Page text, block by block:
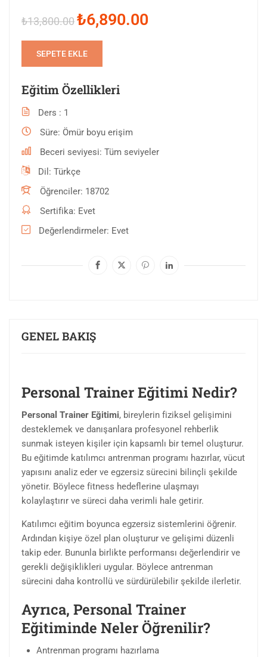
GENEL BAKIŞ
Personal Trainer Eğitimi Nedir?
Personal Trainer Eğitimi, bireylerin fiziksel gelişimini
desteklemek ve danışanlara profesyonel rehberlik
sunmak isteyen kişiler için kapsamlı bir temel oluşturur.
Bu eğitimde katılımcı antrenman programı hazırlar, vücut
yapısını analiz eder ve egzersiz sürecini bilinçli şekilde
yönetir. Böylece fitness hedeflerine ulaşmayı
kolaylaştırır ve süreci daha verimli hale getirir.
Katılımcı eğitim boyunca egzersiz sistemlerini öğrenir.
Ardından kişiye özel plan oluşturur ve gelişimi düzenli
takip eder. Bununla birlikte performansı değerlendirir ve
gerekli değişiklikleri uygular. Böylece antrenman
sürecini daha kontrollü ve sürdürülebilir şekilde ilerletir.
Ayrıca, Personal Trainer
Eğitiminde Neler Öğrenilir?
Antrenman programı hazırlama
₺13,800.00₺6,890.00
SEPETE EKLE
Eğitim Özellikleri
Ders
1
Süre Ömür boyu erişim
Beceri seviyesi Tüm seviyeler
Dil
Türkçe
Öğrenciler 18702
Sertifika Evet
Değerlendirmeler Evet